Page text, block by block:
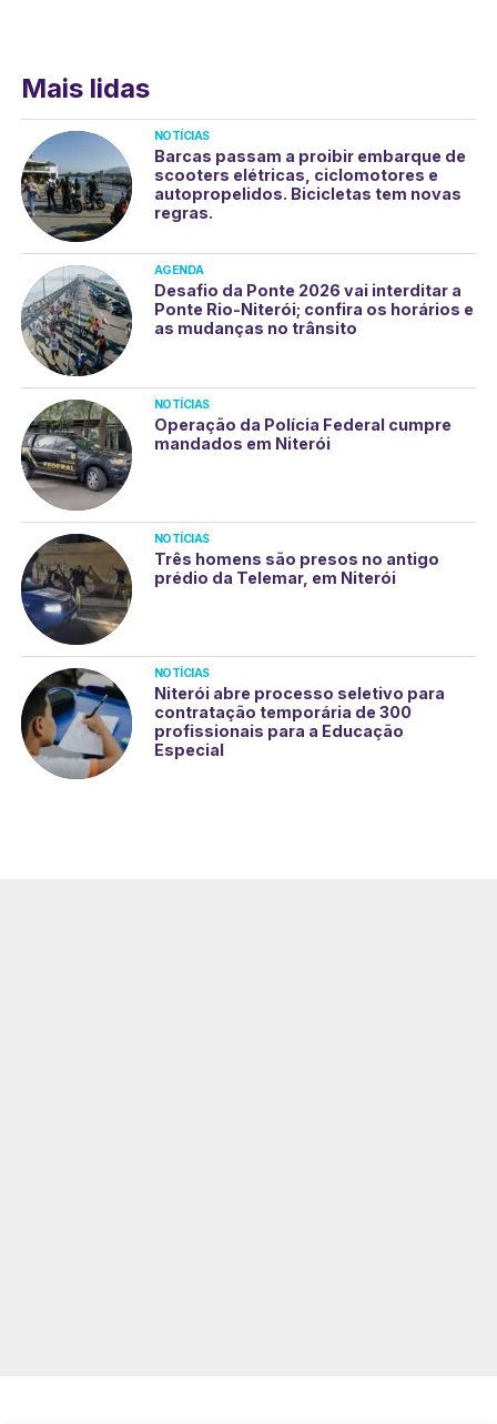
Mais lidas
NOTÍCIAS
Barcas passam a proibir embarque de
scooters elétricas, ciclomotores e
autopropelidos. Bicicletas tem novas
regras.
AGENDA
Desafio da Ponte 2026 vai interditar a
Ponte Rio-Niterói; confira os horários e
as mudanças no trânsito
NOTÍCIAS
Operação da Polícia Federal cumpre
mandados em Niterói
NOTÍCIAS
Três homens são presos no antigo
prédio da Telemar, em Niterói
NOTÍCIAS
Niterói abre processo seletivo para
contratação temporária de 300
profissionais para a Educação
Especial